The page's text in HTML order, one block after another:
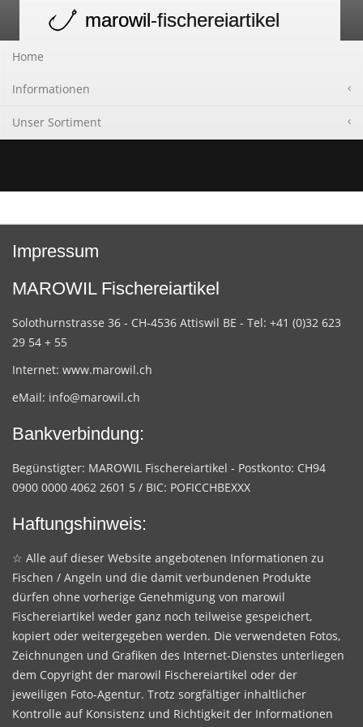
navigation
marowil-fischereiartikel
Home
Informationen
Unser Sortiment
Impressum
MAROWIL Fischereiartikel
Solothurnstrasse 36 - CH-4536 Attiswil BE - Tel: +41 (0)32 623
29 54 + 55
Internet: www.marowil.ch
eMail: info@marowil.ch
Bankverbindung:
Begünstigter: MAROWIL Fischereiartikel - Postkonto: CH94
0900 0000 4062 2601 5 / BIC: POFICCHBEXXX
Haftungshinweis:
☆ Alle auf dieser Website angebotenen Informationen zu
Fischen / Angeln und die damit verbundenen Produkte
dürfen ohne vorherige Genehmigung von marowil
Fischereiartikel weder ganz noch teilweise gespeichert,
kopiert oder weitergegeben werden. Die verwendeten Fotos,
Zeichnungen und Grafiken des Internet-Dienstes unterliegen
dem Copyright der marowil Fischereiartikel oder der
jeweiligen Foto-Agentur. Trotz sorgfältiger inhaltlicher
Kontrolle auf Konsistenz und Richtigkeit der Informationen